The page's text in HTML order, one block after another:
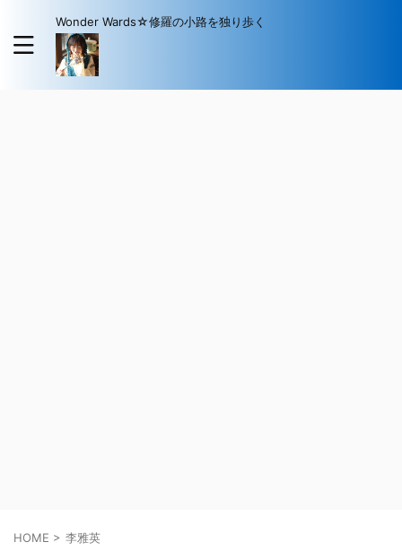
Wonder Wards☆修羅の小路を独り歩く
HOME > 李雅英